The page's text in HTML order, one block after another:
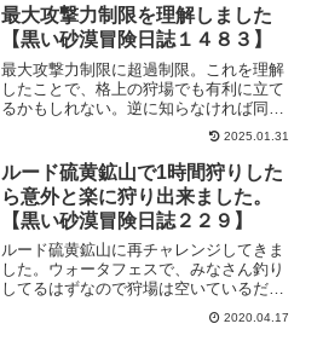
りそうでしたｗまだ覚醒したメグに慣れ
てませんけど、活躍してくれると嬉し
い。
最大攻撃力制限を理解しました
【黒い砂漠冒険日誌１４８３】
最大攻撃力制限に超過制限。これを理解
したことで、格上の狩場でも有利に立て
るかもしれない。逆に知らなければ同等
の狩場でも苦戦を強いられることになる
かも…。なんてことを気付かせてもらえ
ました。うまく活用して効率よく狩りし
たいですね。
2025.01.31
ルード硫黄鉱山で1時間狩りした
ら意外と楽に狩り出来ました。
【黒い砂漠冒険日誌２２９】
ルード硫黄鉱山に再チャレンジしてきま
した。ウォータフェスで、みなさん釣り
してるはずなので狩場は空いているだろ
うと期待して行ったら、予想どおりでし
たｗそれに、ラモー装備にまたまた助け
2020.04.17